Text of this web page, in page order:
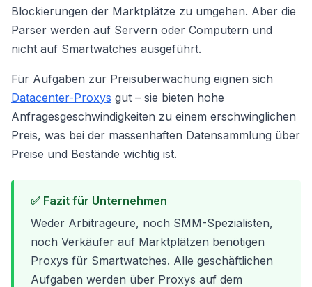
Blockierungen der Marktplätze zu umgehen. Aber die
Parser werden auf Servern oder Computern und
nicht auf Smartwatches ausgeführt.
Für Aufgaben zur Preisüberwachung eignen sich
Datacenter-Proxys gut – sie bieten hohe
Anfragesgeschwindigkeiten zu einem erschwinglichen
Preis, was bei der massenhaften Datensammlung über
Preise und Bestände wichtig ist.
✅ Fazit für Unternehmen
Weder Arbitrageure, noch SMM-Spezialisten,
noch Verkäufer auf Marktplätzen benötigen
Proxys für Smartwatches. Alle geschäftlichen
Aufgaben werden über Proxys auf dem